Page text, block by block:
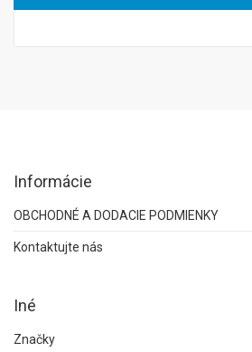
Informácie
OBCHODNÉ A DODACIE PODMIENKY
Kontaktujte nás
Iné
Značky